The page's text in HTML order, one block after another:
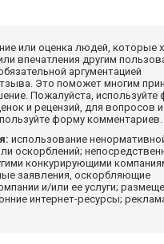
или оценка людей, которые
впечатления другим
аргументацией
Это поможет многим
Пожалуйста, используйте
и рецензий, для вопросов и
форму комментариев.
использование
оскорблений;
конкурирующими
заявления, оскорбляющие
и/или ее услуги;
интернет-ресурсы;